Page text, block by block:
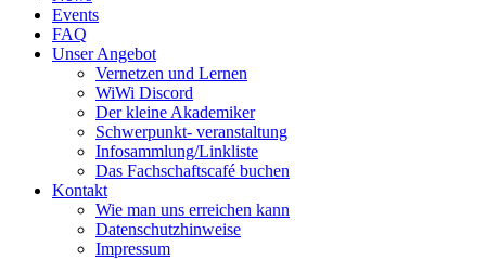
Events
FAQ
Unser Angebot
Vernetzen und Lernen
WiWi Discord
Der kleine Akademiker
Schwerpunkt- veranstaltung
Infosammlung/Linkliste
Das Fachschaftscafé buchen
Kontakt
Wie man uns erreichen kann
Datenschutzhinweise
Impressum